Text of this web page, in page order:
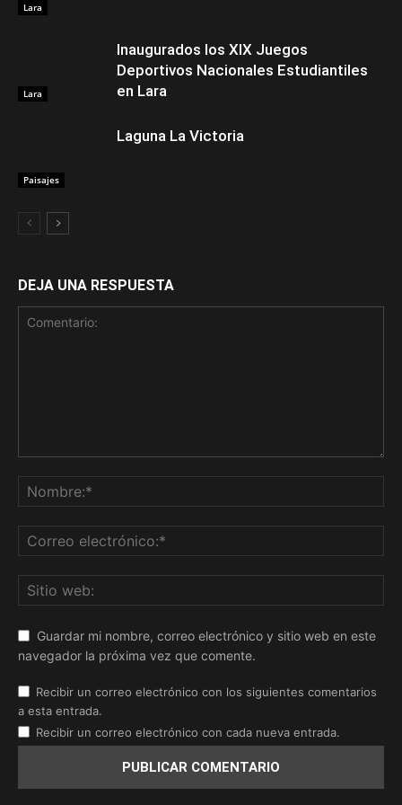
Lara
Lara
Inaugurados los XIX Juegos
Deportivos Nacionales Estudiantiles
en Lara
Paisajes
Laguna La Victoria
DEJA UNA RESPUESTA
Guardar mi nombre, correo electrónico y sitio web en este
navegador la próxima vez que comente.
Recibir un correo electrónico con los siguientes comentarios
a esta entrada.
Recibir un correo electrónico con cada nueva entrada.